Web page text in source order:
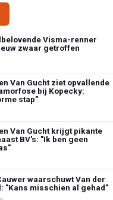
Visma-renner
zwaar getroffen
Van Gucht ziet opvallende
bij Kopecky:
stap"
Van Gucht krijgt pikante
BV's: "Ik ben geen
waarschuwt Van der
"Kans misschien al gehad"